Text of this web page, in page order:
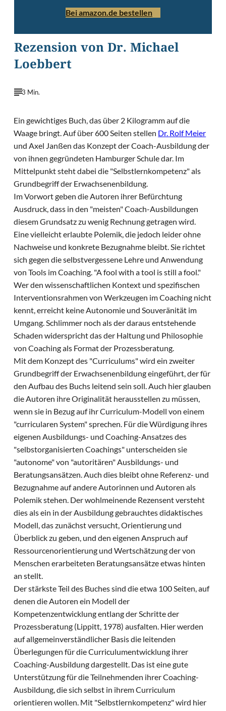
Bei amazon.de bestellen
Rezension von Dr. Michael
Loebbert
3 Min.
Ein gewichtiges Buch, das über 2 Kilogramm auf die
Waage bringt. Auf über 600 Seiten stellen Dr. Rolf Meier
und Axel Janßen das Konzept der Coach-Ausbildung der
von ihnen gegründeten Hamburger Schule dar. Im
Mittelpunkt steht dabei die "Selbstlernkompetenz" als
Grundbegriff der Erwachsenenbildung.
Im Vorwort geben die Autoren ihrer Befürchtung
Ausdruck, dass in den "meisten" Coach-Ausbildungen
diesem Grundsatz zu wenig Rechnung getragen wird.
Eine vielleicht erlaubte Polemik, die jedoch leider ohne
Nachweise und konkrete Bezugnahme bleibt. Sie richtet
sich gegen die selbstvergessene Lehre und Anwendung
von Tools im Coaching. "A fool with a tool is still a fool."
Wer den wissenschaftlichen Kontext und spezifischen
Interventionsrahmen von Werkzeugen im Coaching nicht
kennt, erreicht keine Autonomie und Souveränität im
Umgang. Schlimmer noch als der daraus entstehende
Schaden widerspricht das der Haltung und Philosophie
von Coaching als Format der Prozessberatung.
Mit dem Konzept des "Curriculums" wird ein zweiter
Grundbegriff der Erwachsenenbildung eingeführt, der für
den Aufbau des Buchs leitend sein soll. Auch hier glauben
die Autoren ihre Originalität herausstellen zu müssen,
wenn sie in Bezug auf ihr Curriculum-Modell von einem
"curricularen System" sprechen. Für die Würdigung ihres
eigenen Ausbildungs- und Coaching-Ansatzes des
"selbstorganisierten Coachings" unterscheiden sie
"autonome" von "autoritären" Ausbildungs- und
Beratungsansätzen. Auch dies bleibt ohne Referenz- und
Bezugnahme auf andere Autorinnen und Autoren als
Polemik stehen. Der wohlmeinende Rezensent versteht
dies als ein in der Ausbildung gebrauchtes didaktisches
Modell, das zunächst versucht, Orientierung und
Überblick zu geben, und den eigenen Anspruch auf
Ressourcenorientierung und Wertschätzung der von
Menschen erarbeiteten Beratungsansätze etwas hinten
an stellt.
Der stärkste Teil des Buches sind die etwa 100 Seiten, auf
denen die Autoren ein Modell der
Kompetenzentwicklung entlang der Schritte der
Prozessberatung (Lippitt, 1978) ausfalten. Hier werden
auf allgemeinverständlicher Basis die leitenden
Überlegungen für die Curriculumentwicklung ihrer
Coaching-Ausbildung dargestellt. Das ist eine gute
Unterstützung für die Teilnehmenden ihrer Coaching-
Ausbildung, die sich selbst in ihrem Curriculum
orientieren wollen. Mit "Selbstlernkompetenz" wird hier